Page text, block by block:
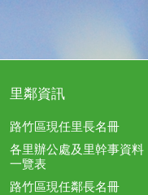
里鄰資訊
路竹區現任里長名冊
各里辦公處及里幹事資料
一覽表
路竹區現任鄰長名冊